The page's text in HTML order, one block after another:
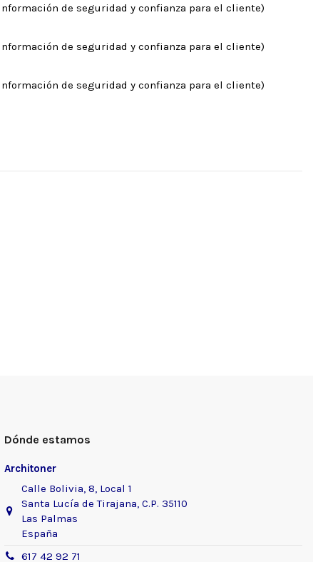
de seguridad y confianza para el cliente)
de seguridad y confianza para el cliente)
de seguridad y confianza para el cliente)
Dónde estamos
Architoner
Calle Bolivia, 8, Local 1
Santa Lucía de Tirajana, C.P. 35110
Las Palmas
España
617 42 92 71